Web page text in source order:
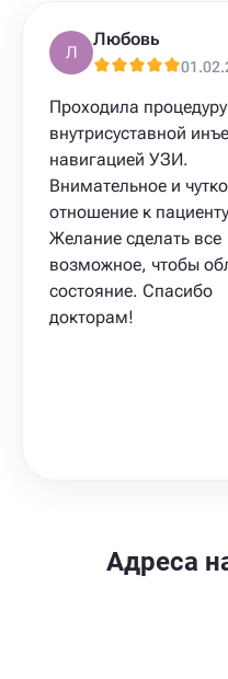
Л
Любовь
Проходила процедуру
внутрисуставной
навигацией УЗИ.
Внимательное и
отношение к
Желание сделать все
возможное, чтобы
состояние. Спасибо
докторам!
Адреса